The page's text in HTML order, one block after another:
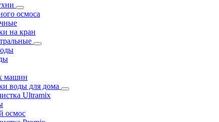
осмоса
на кран
машин
воды для дома
Ultramix
осмос